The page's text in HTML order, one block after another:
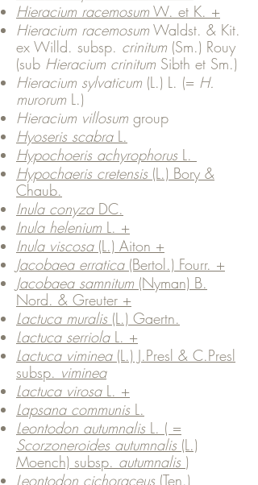
Hieracium racemosum W. et K. +
Hieracium racemosum Waldst. & Kit.
ex Willd. subsp. crinitum (Sm.) Rouy
(sub Hieracium crinitum Sibth et Sm.)
Hieracium sylvaticum (L.) L. (= H.
murorum L.)
Hieracium villosum group
Hyoseris scabraL.
Hypochoeris achyrophorus L.
Hypochaeris cretensis(L.) Bory &
Chaub.
Inula conyza DC.
Inula helenium L. +
Inula viscosa(L.) Aiton +
Jacobaea erratica (Bertol.) Fourr. +
Jacobaea samnitum (Nyman) B.
Nord. & Greuter +
Lactuca muralis(L.) Gaertn.
Lactuca serriolaL. +
Lactuca viminea(L.) J.Presl & C.Presl
subsp. viminea
Lactuca virosaL. +
Lapsana communis L.
Leontodon autumnalisL. ( =
Scorzoneroides autumnalis(L.)
Moench) subsp. autumnalis )
Leontodon cichoraceus(Ten.)